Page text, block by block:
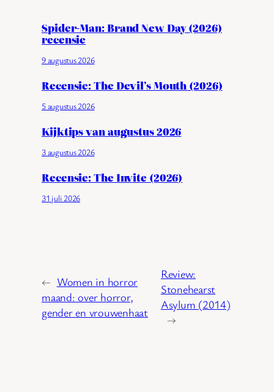
Spider-Man: Brand New Day (2026)
recensie
9 augustus 2026
Recensie: The Devil’s Mouth (2026)
5 augustus 2026
Kijktips van augustus 2026
3 augustus 2026
Recensie: The Invite (2026)
31 juli 2026
← Women in horror
maand: over horror,
gender en vrouwenhaat
Review:
Stonehearst
Asylum (2014)
→